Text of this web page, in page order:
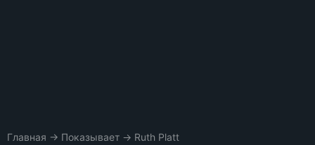
Главная → Показывает → Ruth Platt